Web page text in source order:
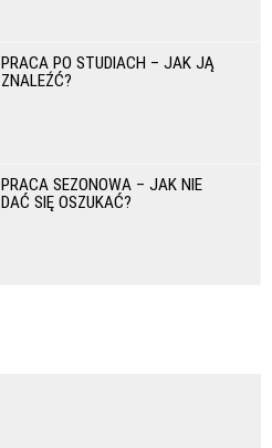
PRACA PO STUDIACH – JAK JĄ
ZNALEŹĆ?
PRACA SEZONOWA – JAK NIE
DAĆ SIĘ OSZUKAĆ?